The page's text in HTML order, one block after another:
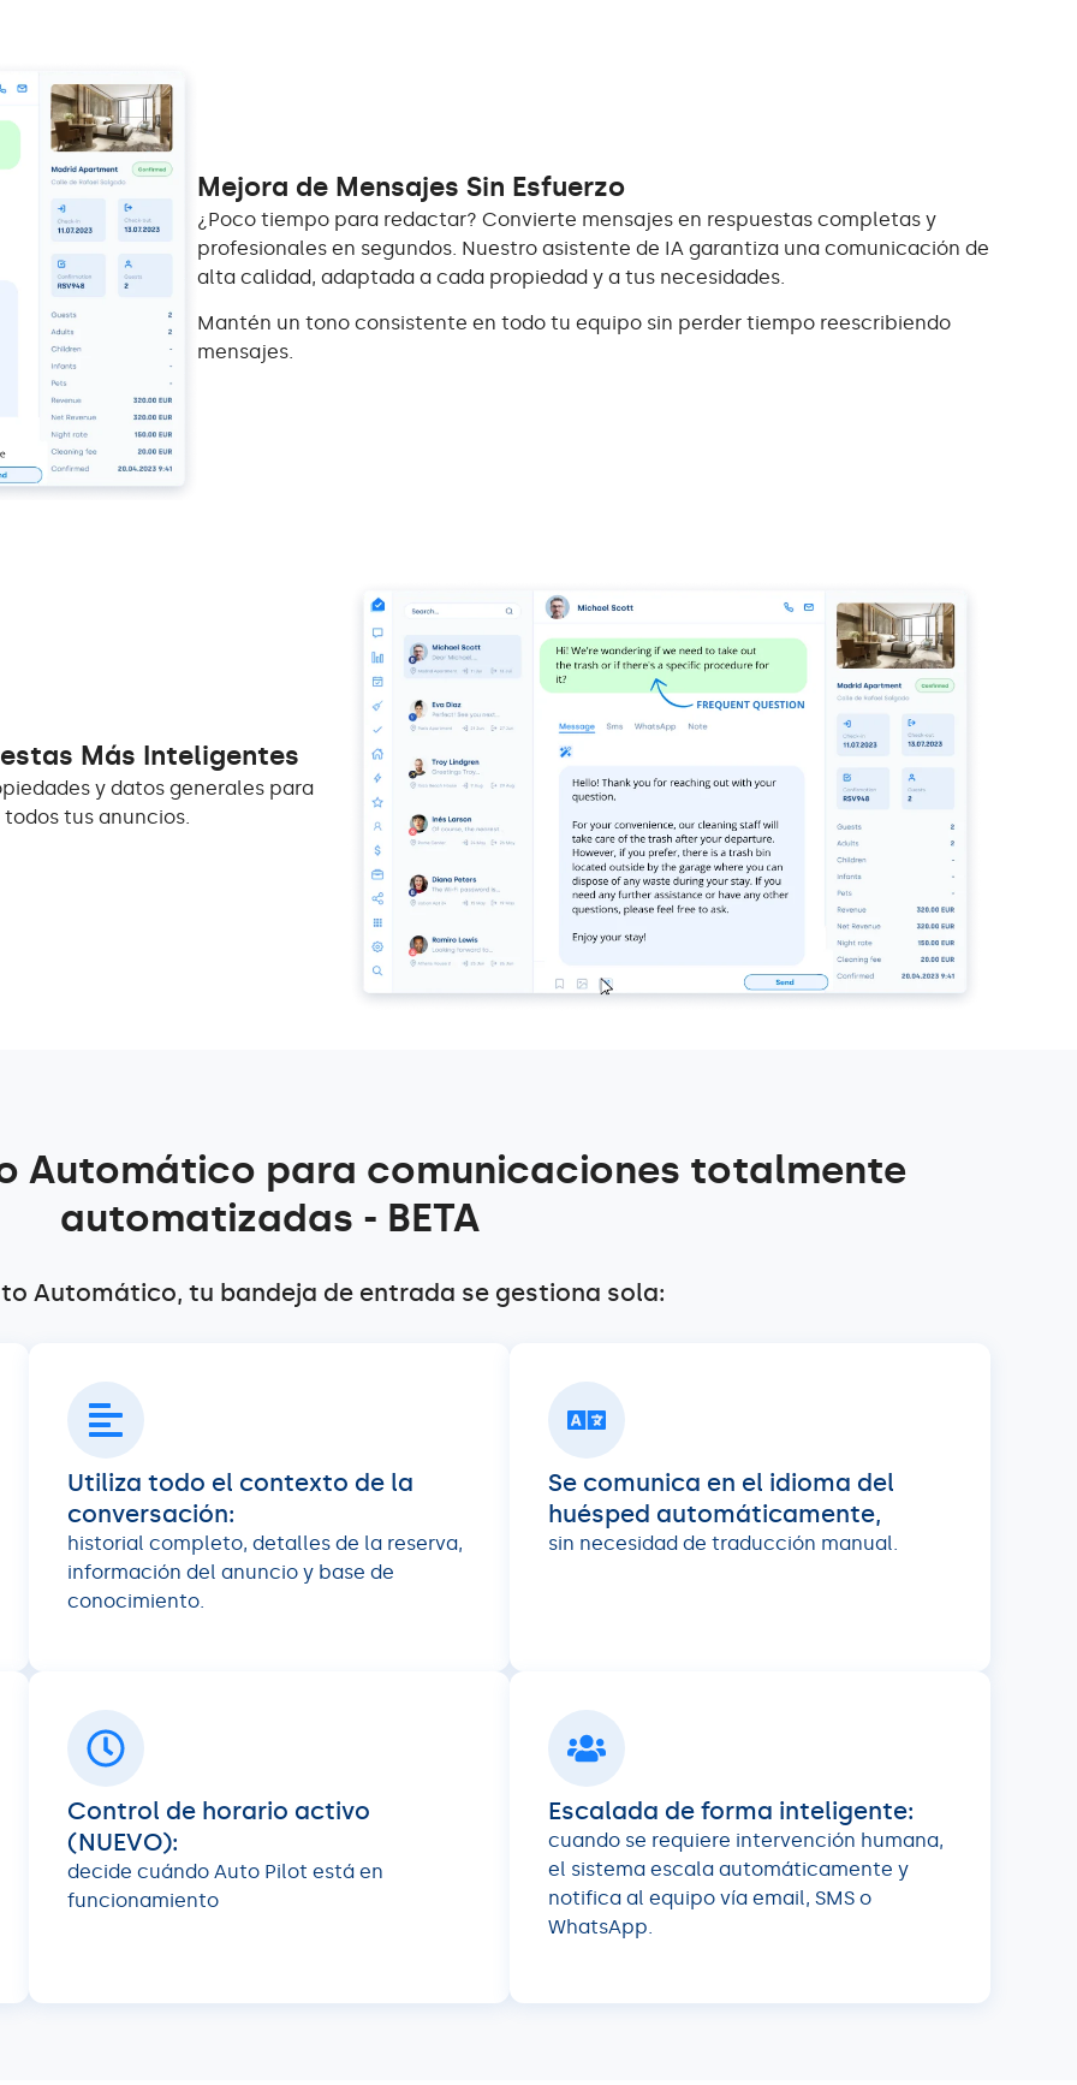
Mejora de Mensajes Sin Esfuerzo
¿Poco tiempo para redactar? Convierte mensajes en respuestas completas y
profesionales en segundos. Nuestro asistente de IA garantiza una comunicación de
alta calidad, adaptada a cada propiedad y a tus necesidades.
Mantén un tono consistente en todo tu equipo sin perder tiempo reescribiendo
mensajes.
Más Inteligentes
y datos generales para
tus anuncios.
Automático para comunicaciones totalmente
automatizadas - BETA
Automático, tu bandeja de entrada se gestiona sola:
Utiliza todo el contexto de la
conversación:
historial completo, detalles de la reserva,
información del anuncio y base de
conocimiento.
Se comunica en el idioma del
huésped automáticamente,
sin necesidad de traducción manual.
Control de horario activo
(NUEVO):
decide cuándo Auto Pilot está en
funcionamiento
Escalada de forma inteligente:
cuando se requiere intervención humana,
el sistema escala automáticamente y
notifica al equipo vía email, SMS o
WhatsApp.